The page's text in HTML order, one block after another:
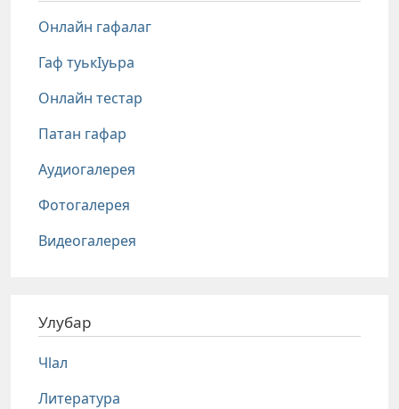
Онлайн гафалаг
Гаф туькIуьра
Онлайн тестар
Патан гафар
Аудиогалерея
Фотогалерея
Видеогалерея
Улубар
Чlал
Литература